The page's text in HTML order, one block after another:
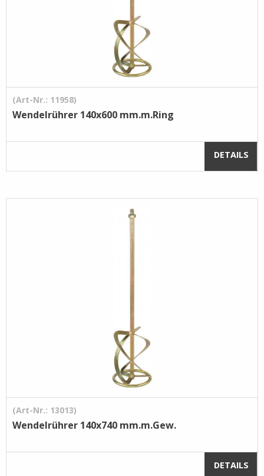
(Art-Nr.: 11958)
Wendelrührer 140x600 mm.m.Ring
DETAILS
(Art-Nr.: 13013)
Wendelrührer 140x740 mm.m.Gew.
DETAILS